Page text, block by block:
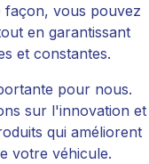
façon, vous pouvez
en garantissant
et constantes.
pour nous.
sur l'innovation et
qui améliorent
votre véhicule.